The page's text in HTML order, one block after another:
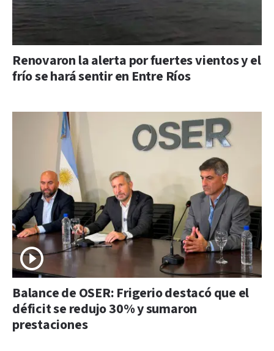
Renovaron la alerta por fuertes vientos y el
frío se hará sentir en Entre Ríos
Balance de OSER: Frigerio destacó que el
déficit se redujo 30% y sumaron
prestaciones